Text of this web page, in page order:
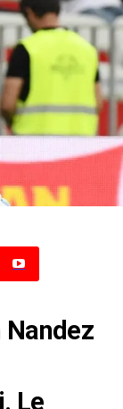
Nandez
Le